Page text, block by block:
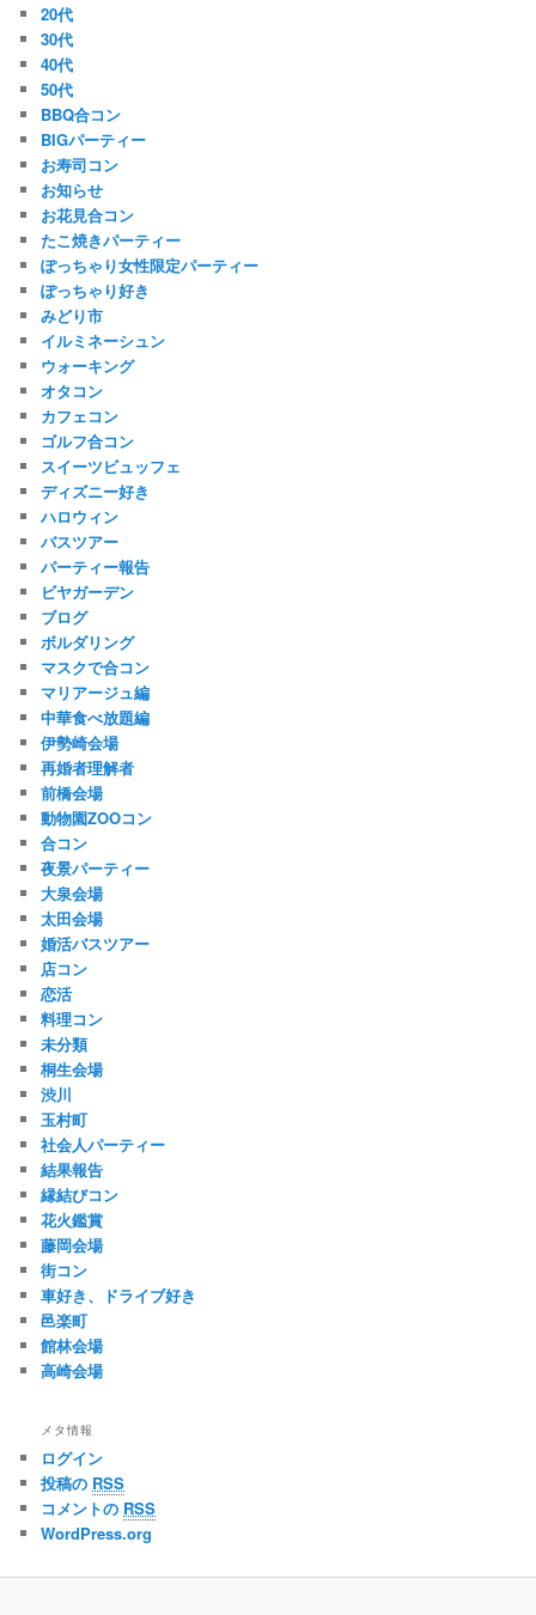
20代
30代
40代
50代
BBQ合コン
BIGパーティー
お寿司コン
お知らせ
お花見合コン
たこ焼きパーティー
ぽっちゃり女性限定パーティー
ぽっちゃり好き
みどり市
イルミネーシュン
ウォーキング
オタコン
カフェコン
ゴルフ合コン
スイーツビュッフェ
ディズニー好き
ハロウィン
バスツアー
パーティー報告
ビヤガーデン
ブログ
ボルダリング
マスクで合コン
マリアージュ編
中華食べ放題編
伊勢崎会場
再婚者理解者
前橋会場
動物園ZOOコン
合コン
夜景パーティー
大泉会場
太田会場
婚活バスツアー
店コン
恋活
料理コン
未分類
桐生会場
渋川
玉村町
社会人パーティー
結果報告
縁結びコン
花火鑑賞
藤岡会場
街コン
車好き、ドライブ好き
邑楽町
館林会場
高崎会場
メタ情報
ログイン
投稿の RSS
コメントの RSS
WordPress.org